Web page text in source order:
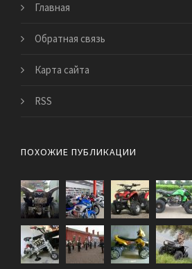
Главная
Обратная связь
Карта сайта
RSS
ПОХОЖИЕ ПУБЛИКАЦИИ